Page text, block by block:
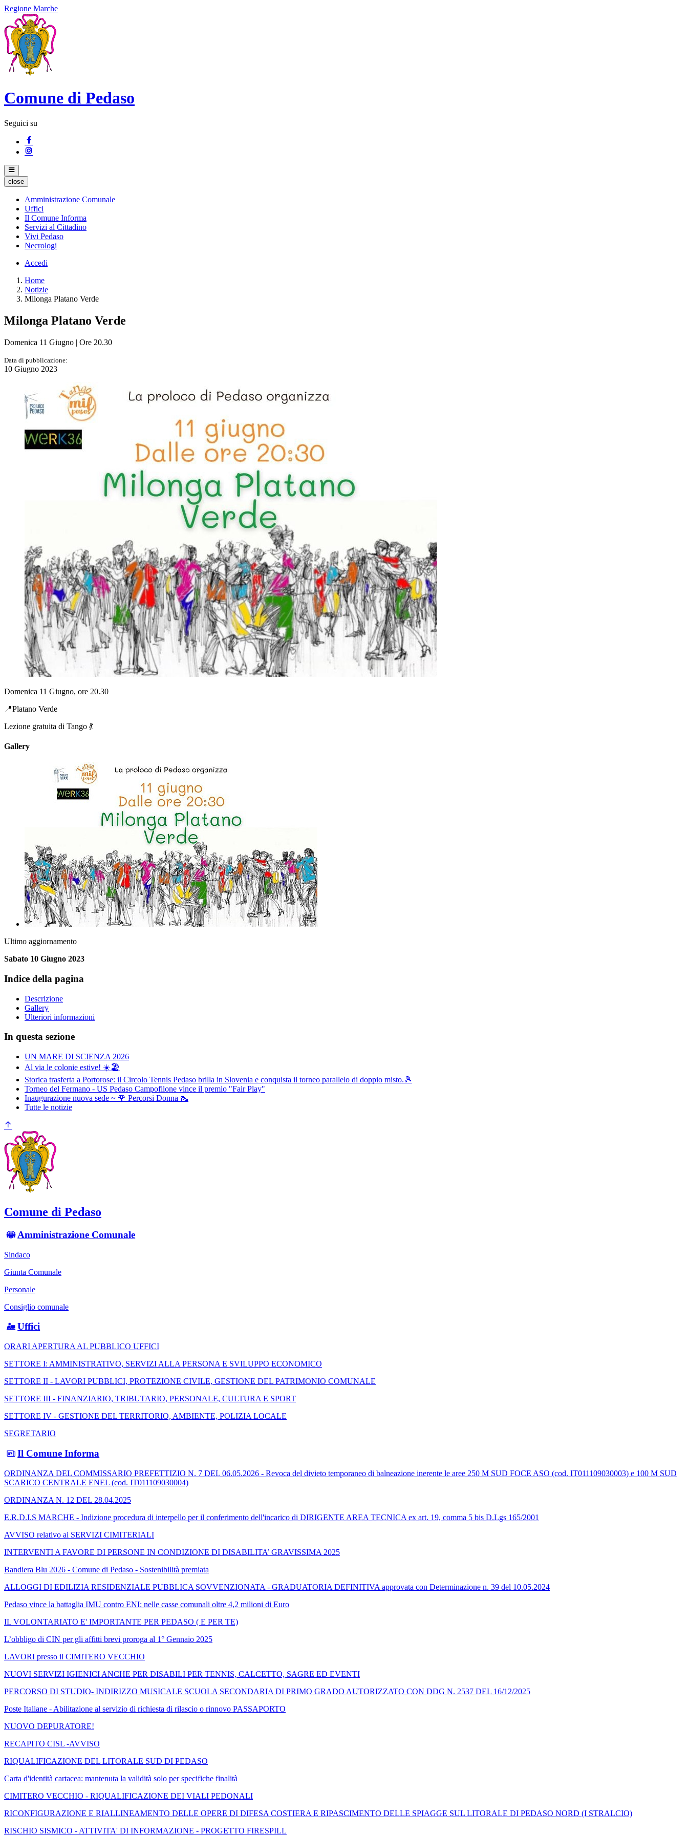
Regione Marche
Comune di Pedaso
Seguici su
close
Amministrazione Comunale
Uffici
Il Comune Informa
Servizi al Cittadino
Vivi Pedaso
Necrologi
Accedi
Home
Notizie
Milonga Platano Verde
Milonga Platano Verde
Domenica 11 Giugno | Ore 20.30
Data di pubblicazione:
10 Giugno 2023
Domenica 11 Giugno, ore 20.30
📍Platano Verde
Lezione gratuita di Tango 💃
Gallery
Ultimo aggiornamento
Sabato 10 Giugno 2023
Indice della pagina
Descrizione
Gallery
Ulteriori informazioni
In questa sezione
UN MARE DI SCIENZA 2026
Al via le colonie estive! ☀️🏖️
Storica trasferta a Portorose: il Circolo Tennis Pedaso brilla in Slovenia e conquista il torneo parallelo di doppio misto.🎾
Torneo del Fermano - US Pedaso Campofilone vince il premio "Fair Play"
Inaugurazione nuova sede ~ 🌹 Percorsi Donna 👠
Tutte le notizie
Comune di Pedaso
Amministrazione Comunale
Sindaco
Giunta Comunale
Personale
Consiglio comunale
Uffici
ORARI APERTURA AL PUBBLICO UFFICI
SETTORE I: AMMINISTRATIVO, SERVIZI ALLA PERSONA E SVILUPPO ECONOMICO
SETTORE II - LAVORI PUBBLICI, PROTEZIONE CIVILE, GESTIONE DEL PATRIMONIO COMUNALE
SETTORE III - FINANZIARIO, TRIBUTARIO, PERSONALE, CULTURA E SPORT
SETTORE IV - GESTIONE DEL TERRITORIO, AMBIENTE, POLIZIA LOCALE
SEGRETARIO
Il Comune Informa
ORDINANZA DEL COMMISSARIO PREFETTIZIO N. 7 DEL 06.05.2026 - Revoca del divieto temporaneo di balneazione inerente le aree 250 M SUD FOCE ASO (cod. IT011109030003) e 100 M SUD
SCARICO CENTRALE ENEL (cod. IT011109030004)
ORDINANZA N. 12 DEL 28.04.2025
E.R.D.I.S MARCHE - Indizione procedura di interpello per il conferimento dell'incarico di DIRIGENTE AREA TECNICA ex art. 19, comma 5 bis D.Lgs 165/2001
AVVISO relativo ai SERVIZI CIMITERIALI
INTERVENTI A FAVORE DI PERSONE IN CONDIZIONE DI DISABILITA’ GRAVISSIMA 2025
Bandiera Blu 2026 - Comune di Pedaso - Sostenibilità premiata
ALLOGGI DI EDILIZIA RESIDENZIALE PUBBLICA SOVVENZIONATA - GRADUATORIA DEFINITIVA approvata con Determinazione n. 39 del 10.05.2024
Pedaso vince la battaglia IMU contro ENI: nelle casse comunali oltre 4,2 milioni di Euro
IL VOLONTARIATO E' IMPORTANTE PER PEDASO ( E PER TE)
L’obbligo di CIN per gli affitti brevi proroga al 1° Gennaio 2025
LAVORI presso il CIMITERO VECCHIO
NUOVI SERVIZI IGIENICI ANCHE PER DISABILI PER TENNIS, CALCETTO, SAGRE ED EVENTI
PERCORSO DI STUDIO- INDIRIZZO MUSICALE SCUOLA SECONDARIA DI PRIMO GRADO AUTORIZZATO CON DDG N. 2537 DEL 16/12/2025
Poste Italiane - Abilitazione al servizio di richiesta di rilascio o rinnovo PASSAPORTO
NUOVO DEPURATORE!
RECAPITO CISL -AVVISO
RIQUALIFICAZIONE DEL LITORALE SUD DI PEDASO
Carta d'identità cartacea: mantenuta la validità solo per specifiche finalità
CIMITERO VECCHIO - RIQUALIFICAZIONE DEI VIALI PEDONALI
RICONFIGURAZIONE E RIALLINEAMENTO DELLE OPERE DI DIFESA COSTIERA E RIPASCIMENTO DELLE SPIAGGE SUL LITORALE DI PEDASO NORD (I STRALCIO)
RISCHIO SISMICO - ATTIVITA' DI INFORMAZIONE - PROGETTO FIRESPILL